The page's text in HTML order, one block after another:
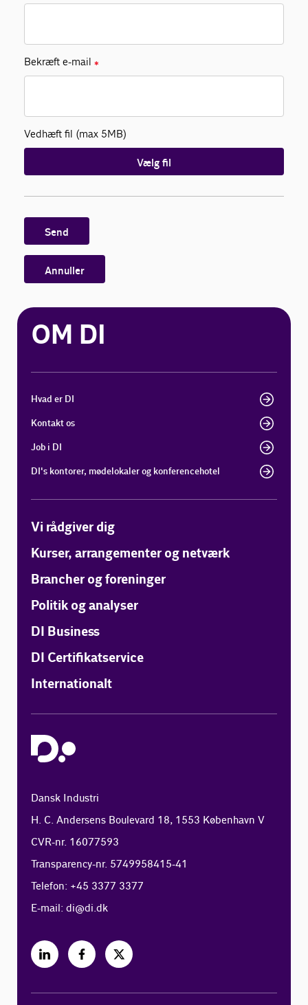
Bekræft e-mail ✱
Vedhæft fil (max 5MB)
Vælg fil
Send
Annuller
OM DI
Hvad er DI
Kontakt os
Job i DI
DI's kontorer, mødelokaler og konferencehotel
Vi rådgiver dig
Kurser, arrangementer og netværk
Brancher og foreninger
Politik og analyser
DI Business
DI Certifikatservice
Internationalt
Dansk Industri
H. C. Andersens Boulevard 18, 1553 København V
CVR-nr. 16077593
Transparency-nr. 5749958415-41
Telefon: +45 3377 3377
E-mail:di@di.dk